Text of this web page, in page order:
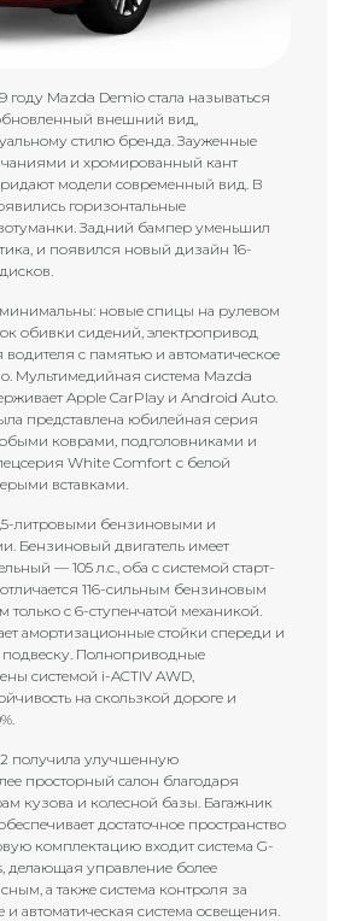
году Mazda Demio стала называться
внешний вид,
стилю бренда. Зауженные
и хромированный кант
модели современный вид. В
горизонтальные
Задний бампер уменьшил
и появился новый дизайн 16-
новые спицы на рулевом
обивки сидений, электропривод
с памятью и автоматическое
Мультимедийная система Mazda
Apple CarPlay и Android Auto.
представлена юбилейная серия
коврами, подголовниками и
White Comfort с белой
вставками.
литровыми бензиновыми и
Бензиновый двигатель имеет
— 105 л.с., оба с системой старт-
отличается 116-сильным бензиновым
с 6-ступенчатой механикой.
амортизационные стойки спереди и
Полноприводные
системой i-ACTIV AWD,
на скользкой дороге и
получила улучшенную
просторный салон благодаря
кузова и колесной базы. Багажник
достаточное пространство
комплектацию входит система G-
делающая управление более
а также система контроля за
автоматическая система освещения.